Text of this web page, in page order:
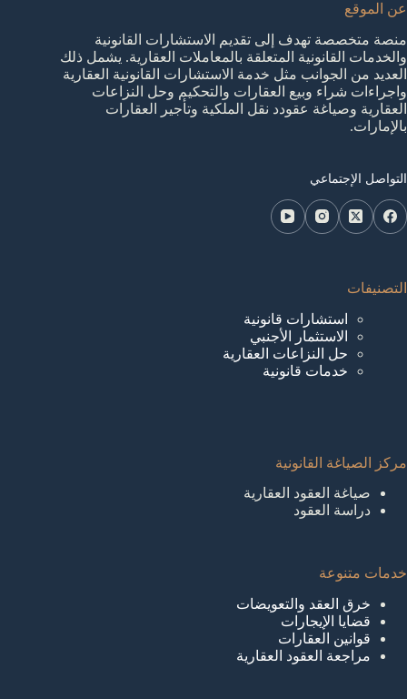
عن الموقع
منصة متخصصة تهدف إلى تقديم الاستشارات القانونية
والخدمات القانونية المتعلقة بالمعاملات العقارية. يشمل ذلك
العديد من الجوانب مثل خدمة الاستشارات القانونية العقارية
واجراءات شراء وبيع العقارات والتحكيم وحل النزاعات
العقارية وصياغة عقودد نقل الملكية وتأجير العقارات
بالإمارات.
التواصل الإجتماعي
التصنيفات
استشارات قانونية
الاستثمار الأجنبي
حل النزاعات العقارية
خدمات قانونية
مركز الصياغة القانونية
صياغة العقود العقارية
دراسة العقود
خدمات متنوعة
خرق العقد والتعويضات
قضايا الإيجارات
قوانين العقارات
مراجعة العقود العقارية